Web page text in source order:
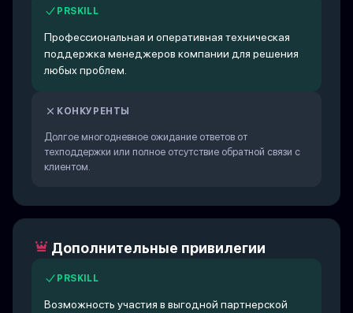
PRSKILL
Профессиональная и оперативная техническая
поддержка менеджеров компании для решения
любых проблем.
КОНКУРЕНТЫ
Долгое многодневное ожидание ответов от
техподдержки или полное отсутствие обратной связи с
клиентом.
Дополнительные привилегии
PRSKILL
Возможность участия в выгодной партнерской